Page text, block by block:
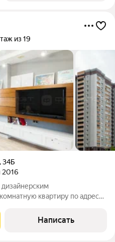
из 19
,34Б
2016
квартиру по адресу:
Написать